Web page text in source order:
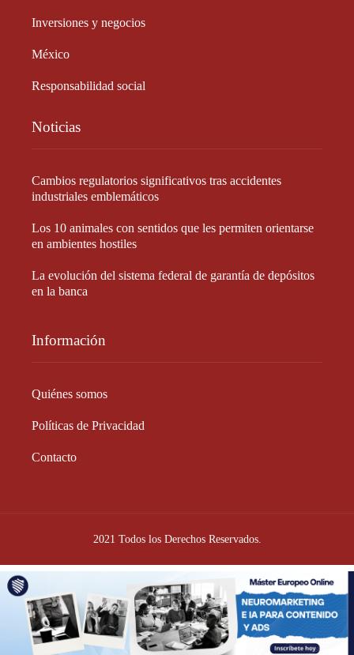
Inversiones y negocios
México
Responsabilidad social
Noticias
Cambios regulatorios significativos tras accidentes
industriales emblemáticos
Los 10 animales con sentidos que les permiten orientarse
en ambientes hostiles
La evolución del sistema federal de garantía de depósitos
en la banca
Información
Quiénes somos
Políticas de Privacidad
Contacto
2021 Todos los Derechos Reservados.